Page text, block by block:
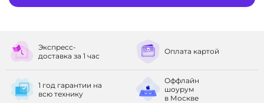
Экспресс-
доставка за 1 час Оплата картой
1 год гарантии на
всю технику
Оффлайн
шоурум
в Москве